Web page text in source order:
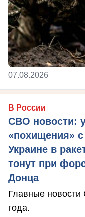
07.08.2026
В России
СВО новости:
«похищения»
Украине в
тонут при
Донца
Главные новости
года.